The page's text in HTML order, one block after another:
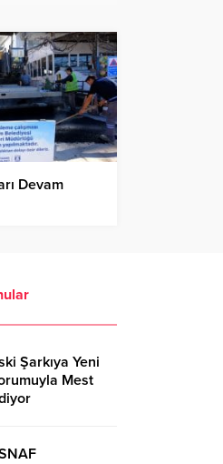
Devam
Şarkıya Yeni
Mest